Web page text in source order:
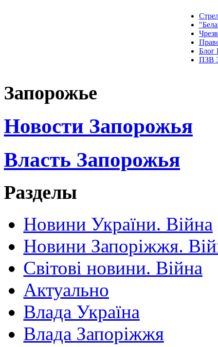
Блог
ПЗВ
Запорожье
Новости Запорожья
Власть Запорожья
Разделы
Новини України. Війна
Новини Запоріжжя.
Світові новини. Війна
Актуально
Влада Україна
Влада Запоріжжя